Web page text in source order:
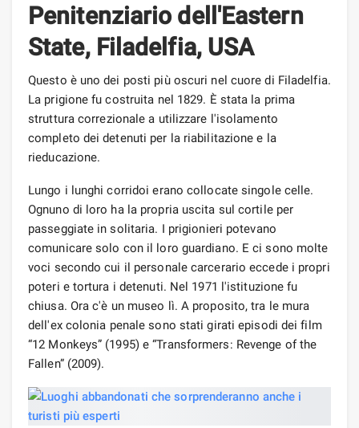
Penitenziario dell'Eastern
State, Filadelfia, USA
Questo è uno dei posti più oscuri nel cuore di Filadelfia.
La prigione fu costruita nel 1829. È stata la prima
struttura correzionale a utilizzare l'isolamento
completo dei detenuti per la riabilitazione e la
rieducazione.
Lungo i lunghi corridoi erano collocate singole celle.
Ognuno di loro ha la propria uscita sul cortile per
passeggiate in solitaria. I prigionieri potevano
comunicare solo con il loro guardiano. E ci sono molte
voci secondo cui il personale carcerario eccede i propri
poteri e tortura i detenuti. Nel 1971 l'istituzione fu
chiusa. Ora c'è un museo lì. A proposito, tra le mura
dell'ex colonia penale sono stati girati episodi dei film
“12 Monkeys” (1995) e “Transformers: Revenge of the
Fallen” (2009).